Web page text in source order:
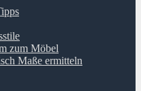
zum Möbel
Maße ermitteln